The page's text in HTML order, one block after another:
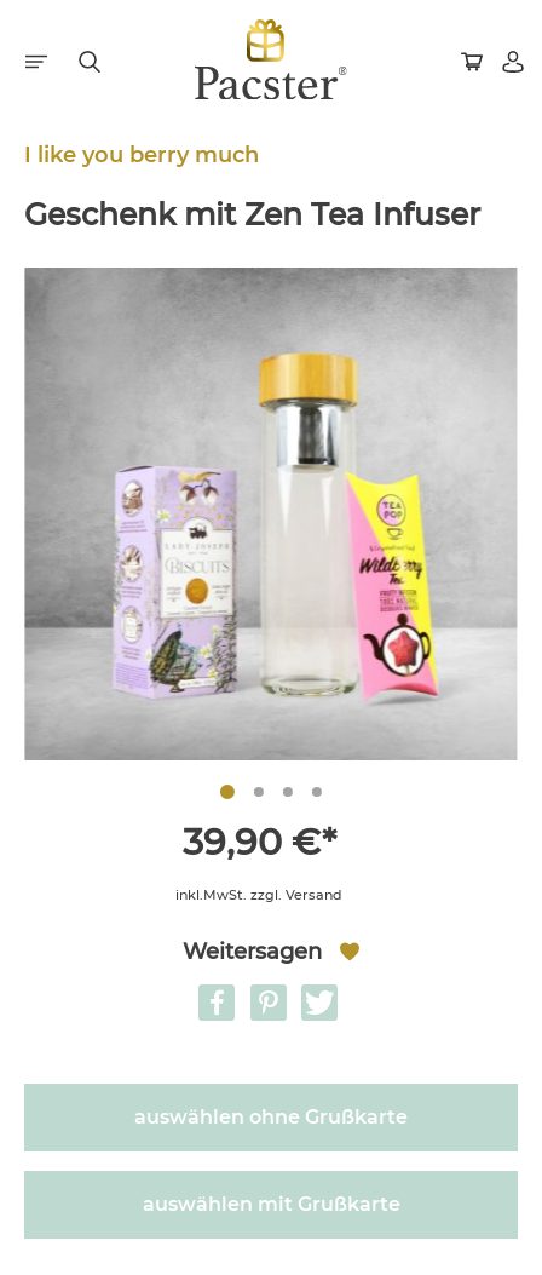
I like you berry much
Geschenk mit Zen Tea Infuser
39,90 €*
inkl.MwSt. zzgl. Versand
Weitersagen
auswählen ohne Grußkarte
auswählen mit Grußkarte